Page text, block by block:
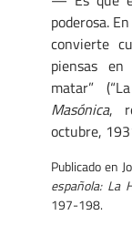
poderosa.
convierte
piensas
matar”
Masónica,
octubre,
Publicado en
española: La
197-198.